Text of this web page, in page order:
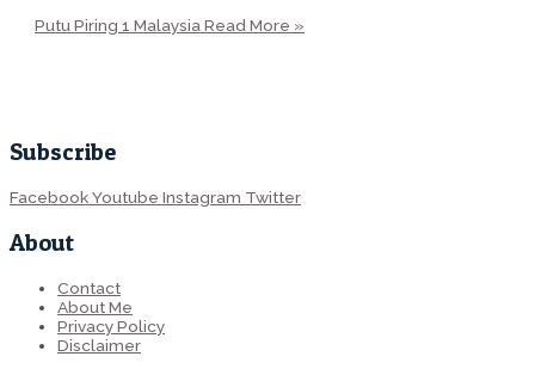
Putu Piring 1 Malaysia Read More »
Subscribe
FacebookYoutube Instagram Twitter
About
Contact
About Me
Privacy Policy
Disclaimer